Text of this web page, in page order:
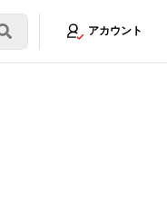
アカウント